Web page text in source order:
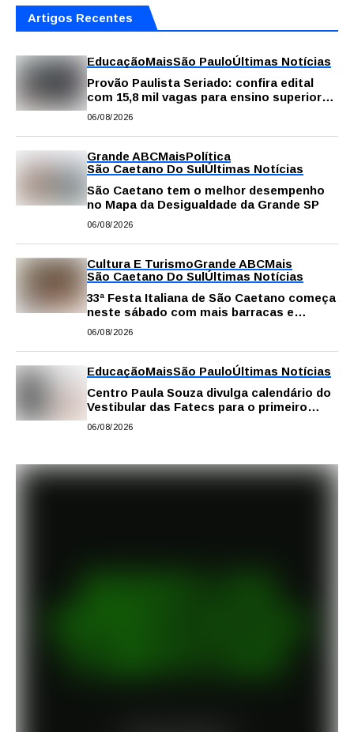
Artigos Recentes
EducaçãoMaisSão PauloÚltimas Notícias
Provão Paulista Seriado: confira edital
com 15,8 mil vagas para ensino superior
público
06/08/2026
Grande ABCMaisPolítica
São Caetano Do SulÚltimas Notícias
São Caetano tem o melhor desempenho
no Mapa da Desigualdade da Grande SP
06/08/2026
Cultura E TurismoGrande ABCMais
São Caetano Do SulÚltimas Notícias
33ª Festa Italiana de São Caetano começa
neste sábado com mais barracas e
novidades em decoração e atrações
06/08/2026
EducaçãoMaisSão PauloÚltimas Notícias
Centro Paula Souza divulga calendário do
Vestibular das Fatecs para o primeiro
semestre de 2027
06/08/2026